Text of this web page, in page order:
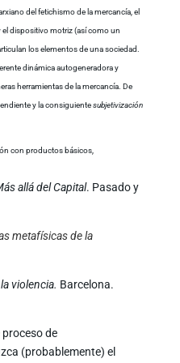
del fetichismo de la mercancía, el
el dispositivo motriz (así como un
los elementos de una sociedad.
dinámica autogeneradora y
herramientas de la mercancía. De
y la consiguientesubjetivización
con productos básicos,
allá del Capital. Pasado y
metafísicas de la
violencia. Barcelona.
proceso de
(probablemente) el